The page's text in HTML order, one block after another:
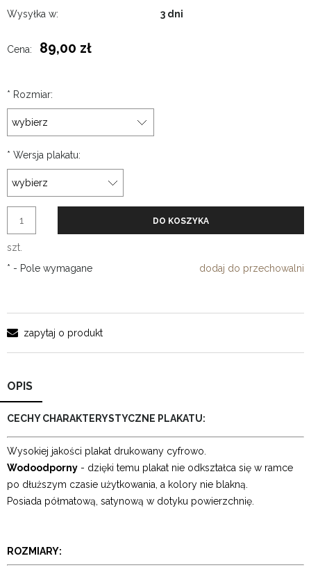
Wysyłka w:
3 dni
Cena: 89,00 zł
* Rozmiar:
* Wersja plakatu:
szt.
DO KOSZYKA
dodaj do przechowalni
* - Pole wymagane
zapytaj o produkt
OPIS
CECHY CHARAKTERYSTYCZNE PLAKATU:
Wysokiej jakości plakat drukowany cyfrowo.
Wodoodporny - dzięki temu plakat nie odkształca się w ramce
po dłuższym czasie użytkowania, a kolory nie blakną.
Posiada półmatową, satynową w dotyku powierzchnię.
ROZMIARY: